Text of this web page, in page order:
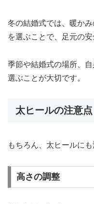
冬の結婚式では、暖か
を選ぶことで、足元の安
季節や結婚式の場所、
選ぶことが大切です。
太ヒールの注意点
もちろん、太ヒールにも
高さの調整